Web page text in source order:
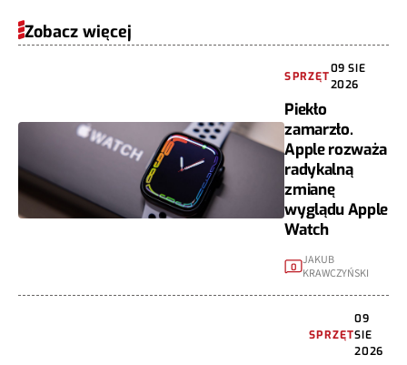
Zobacz więcej
SPRZĘT
09 SIE
2026
Piekło
zamarzło.
Apple rozważa
radykalną
zmianę
wyglądu Apple
Watch
0 JAKUB
KRAWCZYŃSKI
SPRZĘT
09
SIE
2026